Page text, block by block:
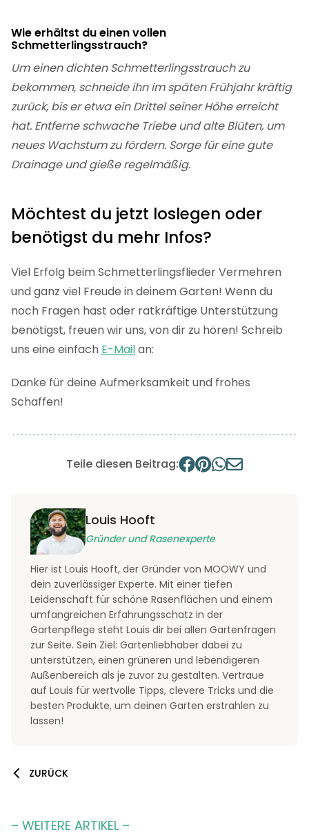
Wie erhältst du einen vollen
Schmetterlingsstrauch?
Um einen dichten Schmetterlingsstrauch zu
bekommen, schneide ihn im späten Frühjahr kräftig
zurück, bis er etwa ein Drittel seiner Höhe erreicht
hat. Entferne schwache Triebe und alte Blüten, um
neues Wachstum zu fördern. Sorge für eine gute
Drainage und gieße regelmäßig.
Möchtest du jetzt loslegen oder
benötigst du mehr Infos?
Viel Erfolg beim Schmetterlingsflieder Vermehren
und ganz viel Freude in deinem Garten! Wenn du
noch Fragen hast oder ratkräftige Unterstützung
benötigst, freuen wir uns, von dir zu hören! Schreib
uns eine einfach E-Mailan:
Danke für deine Aufmerksamkeit und frohes
Schaffen!
Teile diesen Beitrag:
Louis Hooft
Gründer und Rasenexperte
Hier ist Louis Hooft, der Gründer von MOOWY und
dein zuverlässiger Experte. Mit einer tiefen
Leidenschaft für schöne Rasenflächen und einem
umfangreichen Erfahrungsschatz in der
Gartenpflege steht Louis dir bei allen Gartenfragen
zur Seite. Sein Ziel: Gartenliebhaber dabei zu
unterstützen, einen grüneren und lebendigeren
Außenbereich als je zuvor zu gestalten. Vertraue
auf Louis für wertvolle Tipps, clevere Tricks und die
besten Produkte, um deinen Garten erstrahlen zu
lassen!
ZURÜCK
– WEITERE ARTIKEL –